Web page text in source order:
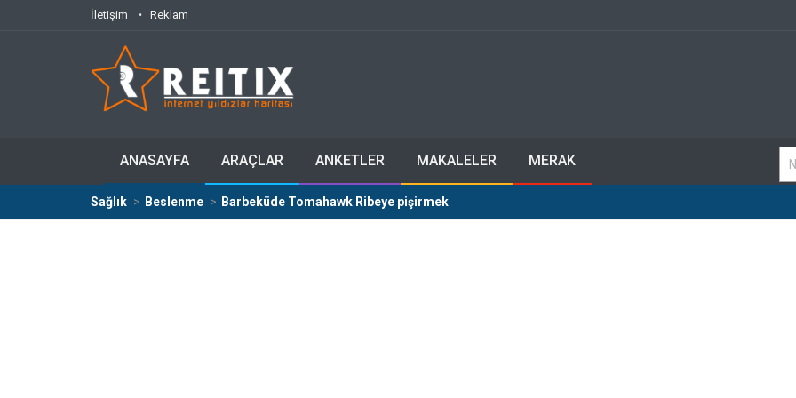
İletişim Reklam
ANASAYFA ARAÇLAR ANKETLER MAKALELER MERAK
Sağlık Beslenme Barbeküde Tomahawk Ribeye pişirmek